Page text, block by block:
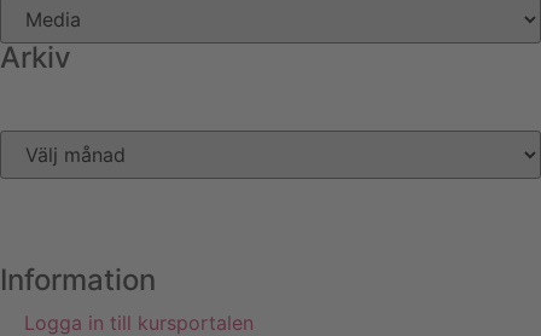
Arkiv
Information
Logga in till kursportalen